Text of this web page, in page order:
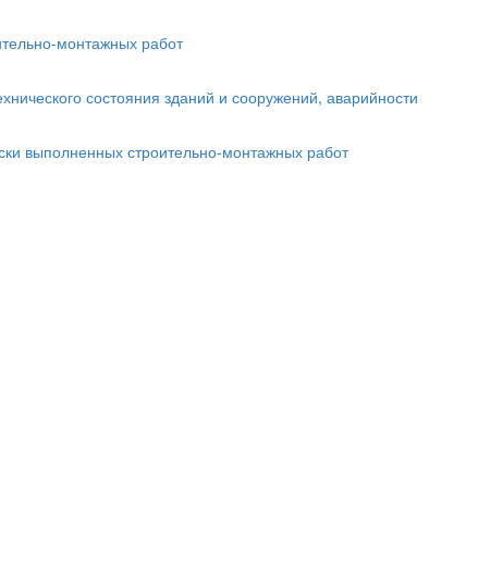
монтажных работ
состояния зданий и сооружений, аварийности
выполненных строительно-монтажных работ